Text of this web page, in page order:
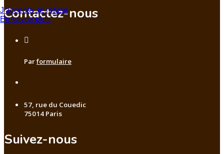
Contactez-nous
Parformulaire
57, rue du Couedic
75014 Paris
Suivez-nous
J'accepte Je refuse
En savoir plus